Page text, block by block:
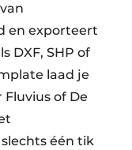
en exporteert
DXF, SHP of
laad je
of De
één tik